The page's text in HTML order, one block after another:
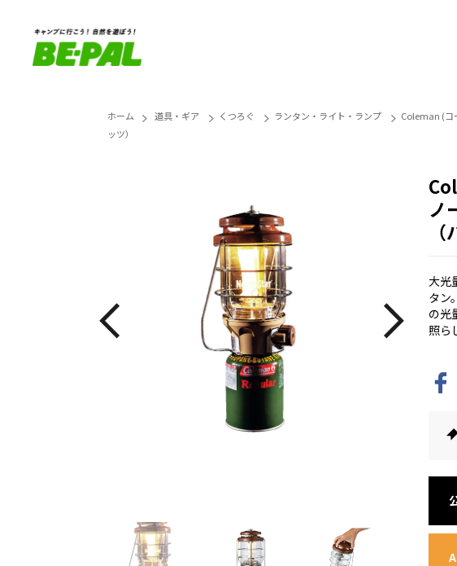
ホーム 道具・ギア くつろぐ ランタン・ライト・ランプ
Coleman (コ
ッツ）
クラッシッ
ノ
大光
タン
の光
照ら